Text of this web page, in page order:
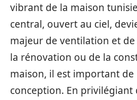
vibrant de la maison
central, ouvert au ciel,
majeur de ventilation et
la rénovation ou de la
maison, il est important de
conception. En privilégiant